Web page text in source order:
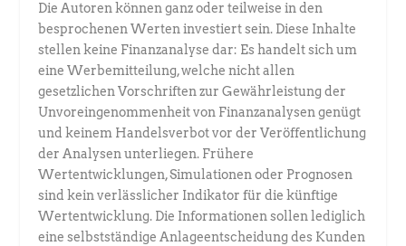
Die Autoren können ganz oder teilweise in den
besprochenen Werten investiert sein. Diese Inhalte
stellen keine Finanzanalyse dar: Es handelt sich um
eine Werbemitteilung, welche nicht allen
gesetzlichen Vorschriften zur Gewährleistung der
Unvoreingenommenheit von Finanzanalysen genügt
und keinem Handelsverbot vor der Veröffentlichung
der Analysen unterliegen. Frühere
Wertentwicklungen, Simulationen oder Prognosen
sind kein verlässlicher Indikator für die künftige
Wertentwicklung. Die Informationen sollen lediglich
eine selbstständige Anlageentscheidung des Kunden